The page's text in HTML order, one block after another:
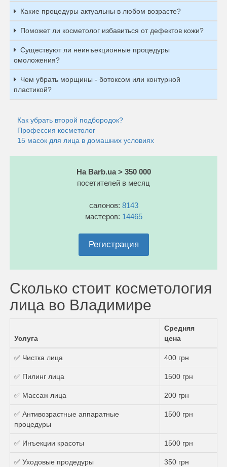
Какие процедуры актуальны в любом возрасте?
Поможет ли косметолог избавиться от дефектов кожи?
Существуют ли неинъекционные процедуры
омоложения?
Чем убрать морщины - ботоксом или контурной
пластикой?
Как убрать второй подбородок?
Профессия косметолог
15 масок для лица в домашних условиях
На Barb.ua > 350 000
посетителей в месяц
салонов: 8143
мастеров: 14465
Регистрация
Сколько стоит косметология
лица во Владимире
Услуга
Средняя
цена
✅ Чистка лица 400 грн
✅ Пилинг лица 1500 грн
✅ Массаж лица 200 грн
✅ Антивозрастные аппаратные
процедуры
1500 грн
✅ Инъекции красоты 1500 грн
✅ Уходовые продедуры 350 грн